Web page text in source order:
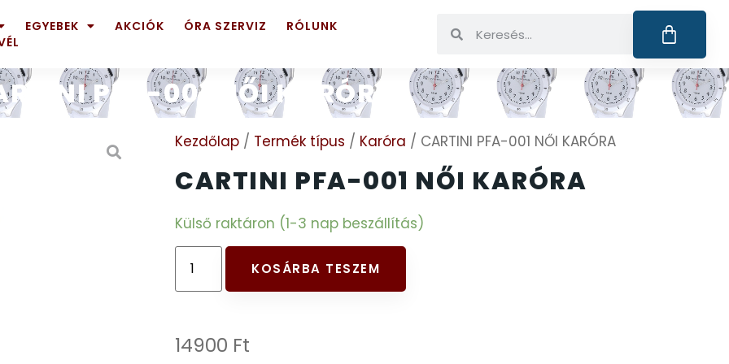
EGYEBEK AKCIÓK ÓRA SZERVIZ
RÓLUNK
PFA-001 NŐI KARÓRA
Kezdőlap / Termék típus / Karóra / CARTINI PFA-001 NŐI KARÓRA
CARTINI PFA-001 NŐI KARÓRA
Külső raktáron (1-3 nap beszállítás)
KOSÁRBA TESZEM
14900 Ft